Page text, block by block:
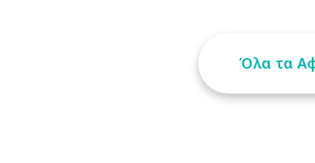
Όλα τα